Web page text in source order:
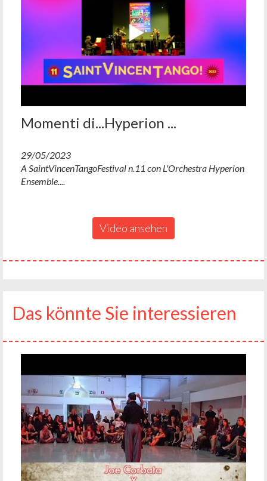
Momenti di...Hyperion ...
29/05/2023
A SaintVincenTangoFestival n.11 con L'Orchestra Hyperion
Ensemble....
Video ansehen
Das könnte Sie interessieren